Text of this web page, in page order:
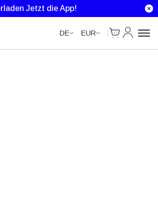
Jetzt die App!
DE EUR
Cart
Mein